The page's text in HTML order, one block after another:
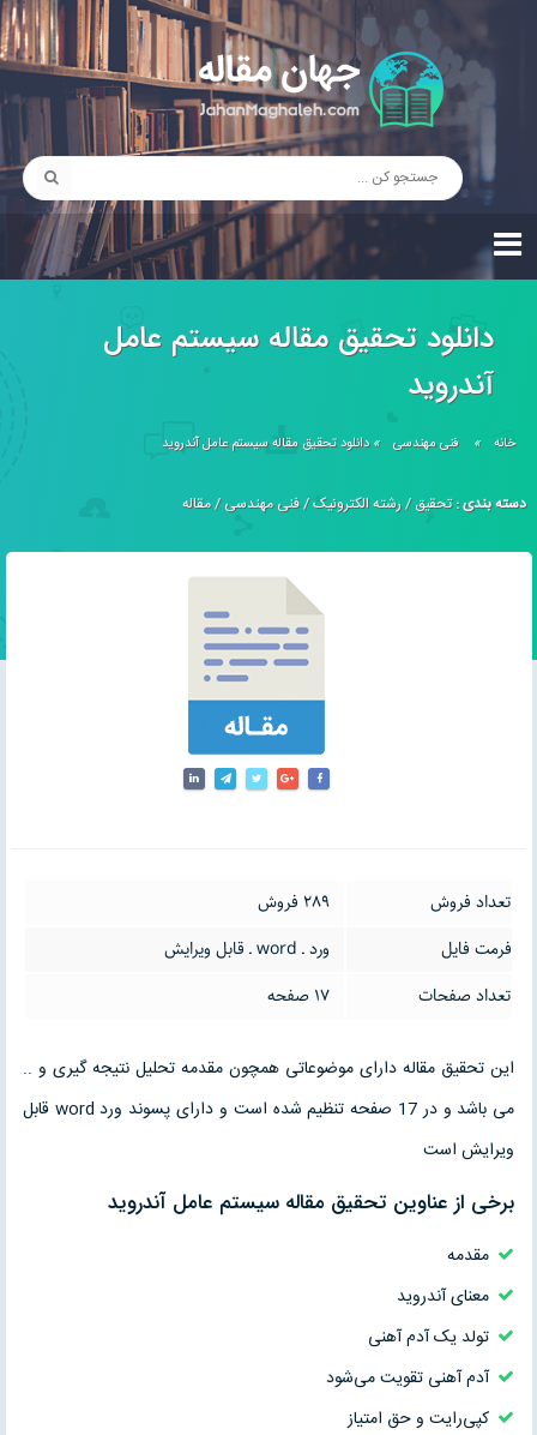
دانلود تحقیق مقاله سیستم عامل
آندروید
خانه » فنی مهندسی »دانلود تحقیق مقاله سیستم عامل آندروید
دسته بندی :تحقیق/رشته الکترونیک/فنی مهندسی/مقاله
تعداد فروش
289 فروش
فرمت فایل
ورد ـ word ـ قابل ویرایش
تعداد صفحات
17 صفحه
این تحقیق مقاله دارای موضوعاتی همچون مقدمه تحلیل نتیجه گیری و ..
می باشد و در 17 صفحه تنظیم شده است و دارای پسوند ورد word قابل
ویرایش است
برخی از عناوین تحقیق مقاله سیستم عامل آندروید
مقدمه
معنای آندروید
تولد یک آدم آهنی
آدم آهنی تقویت می‌شود
کپی‌رایت و حق امتیاز